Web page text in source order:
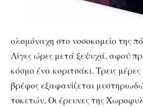
ολομόναχη στο νοσοκομείο της
Λίγες ώρες μετά ξεψυχά, αφού
κόσμο ένα κοριτσάκι. Τρεις
βρέφος εξαφανίζεται
τοκετών. Οι έρευνες της